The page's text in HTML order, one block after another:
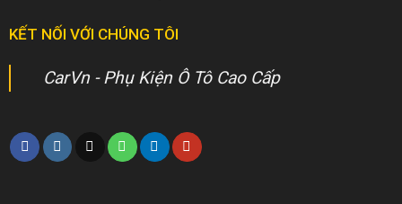
KẾT NỐI VỚI CHÚNG TÔI
CarVn - Phụ Kiện Ô Tô Cao Cấp